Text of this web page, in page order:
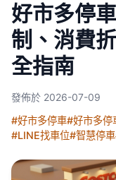
好市多停
制、消費
全指南
發佈於 2026-07-09
#好市多停車#好市多停
#LINE找車位#智慧停車